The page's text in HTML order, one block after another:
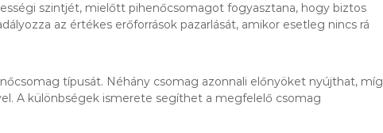
szintjét, mielőtt pihenőcsomagot fogyasztana, hogy biztos
az értékes erőforrások pazarlását, amikor esetleg nincs rá
típusát. Néhány csomag azonnali előnyöket nyújthat, míg
A különbségek ismerete segíthet a megfelelő csomag